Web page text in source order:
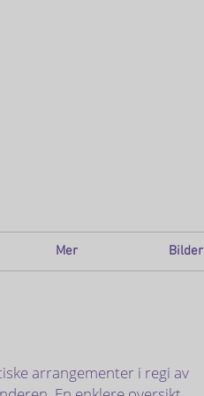
arrangementer i regi av
Mer Bilder